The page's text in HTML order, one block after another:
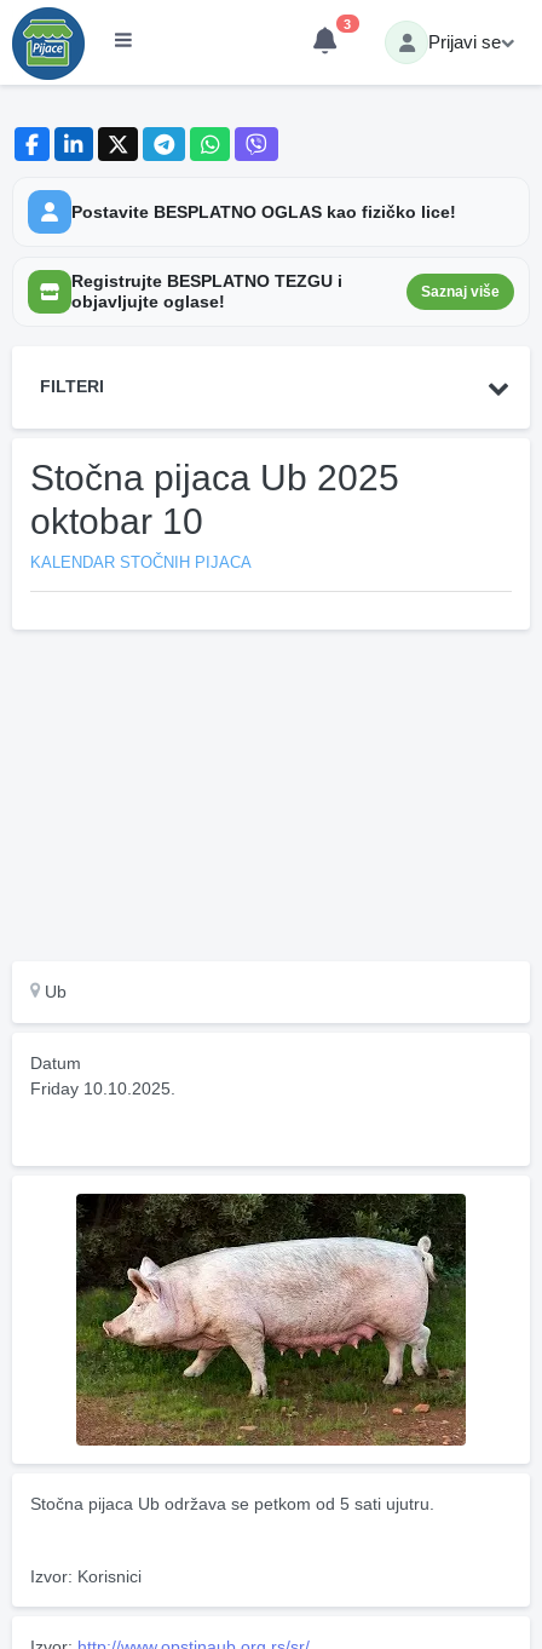
3
Prijavi se
Postavite BESPLATNO OGLAS kao fizičko lice!
Registrujte BESPLATNO TEZGU i
objavljujte oglase!
Saznaj više
FILTERI
Stočna pijaca Ub 2025
oktobar 10
KALENDAR STOČNIH PIJACA
Ub
Datum
Friday 10.10.2025.
Stočna pijaca Ub održava se petkom od 5 sati ujutru.
Izvor: Korisnici